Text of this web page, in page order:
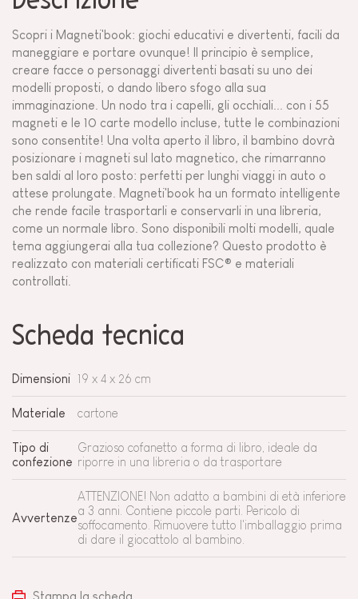
Scopri i Magneti'book: giochi educativi e divertenti, facili da
maneggiare e portare ovunque! Il principio è semplice,
creare facce o personaggi divertenti basati su uno dei
modelli proposti, o dando libero sfogo alla sua
immaginazione. Un nodo tra i capelli, gli occhiali... con i 55
magneti e le 10 carte modello incluse, tutte le combinazioni
sono consentite! Una volta aperto il libro, il bambino dovrà
posizionare i magneti sul lato magnetico, che rimarranno
ben saldi al loro posto: perfetti per lunghi viaggi in auto o
attese prolungate. Magneti'book ha un formato intelligente
che rende facile trasportarli e conservarli in una libreria,
come un normale libro. Sono disponibili molti modelli, quale
tema aggiungerai alla tua collezione? Questo prodotto è
realizzato con materiali certificati FSC® e materiali
controllati.
Scheda tecnica
Dimensioni 19 x 4 x 26 cm
Materiale cartone
Tipo di
confezione
Grazioso cofanetto a forma di libro, ideale da
riporre in una libreria o da trasportare
Avvertenze
ATTENZIONE! Non adatto a bambini di età inferiore
a 3 anni. Contiene piccole parti. Pericolo di
soffocamento. Rimuovere tutto l'imballaggio prima
di dare il giocattolo al bambino.
Stampa la scheda